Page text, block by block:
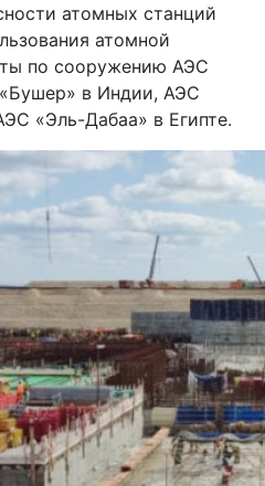
атомных станций
атомной
по сооружению АЭС
в Индии, АЭС
«Эль-Дабаа» в Египте.